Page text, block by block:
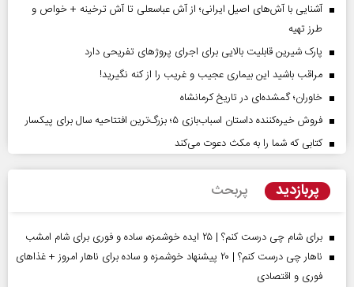
آشنایی با آش‌های اصیل ایرانی؛ از آش عباسعلی تا آش ترخینه + خواص و
طرز تهیه
پارک شیرین قابلیت‌ بالایی برای اجرای پروژهای تفریحی دارد
مراقب باشید این بیماری عجیب و غریب را از کنه نگیرید!
خاوران؛ گمشده‌ای در تاریخ کرمانشاه
فروش خیره‌کننده داستان اسباب‌بازی ۵؛ بزرگ‌ترین افتتاحیه سال برای پیکسار
کتابی که شما را به مکث دعوت می‌کند
پربازدید پربحث
برای شام چی درست کنم؟ | ۲۵ ایده خوشمزه، ساده و فوری برای شام امشب
ناهار چی درست کنم؟ | ۲۰ پیشنهاد خوشمزه و ساده برای ناهار امروز + غذاهای
فوری و اقتصادی